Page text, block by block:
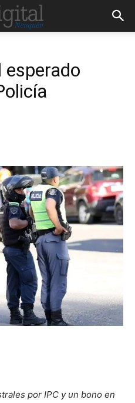
esperado
por IPC y un bono en